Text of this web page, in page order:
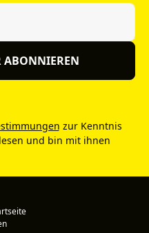
ABONNIEREN
zur Kenntnis
und bin mit ihnen